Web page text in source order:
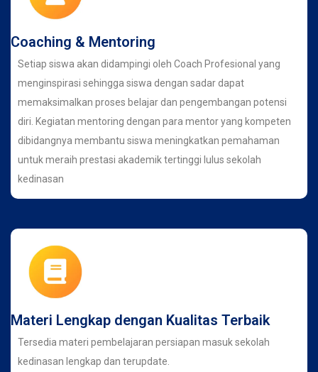
Coaching & Mentoring
Setiap siswa akan didampingi oleh Coach Profesional yang
menginspirasi sehingga siswa dengan sadar dapat
memaksimalkan proses belajar dan pengembangan potensi
diri. Kegiatan mentoring dengan para mentor yang kompeten
dibidangnya membantu siswa meningkatkan pemahaman
untuk meraih prestasi akademik tertinggi lulus sekolah
kedinasan
Materi Lengkap dengan Kualitas Terbaik
Tersedia materi pembelajaran persiapan masuk sekolah
kedinasan lengkap dan terupdate.